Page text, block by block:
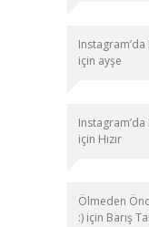
için ayşe
için Hızır
Ölmeden
:) için Barış